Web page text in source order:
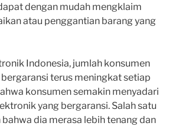
dengan mudah mengklaim
atau penggantian barang yang
Indonesia, jumlah konsumen
terus meningkat setiap
konsumen semakin menyadari
yang bergaransi. Salah satu
dia merasa lebih tenang dan